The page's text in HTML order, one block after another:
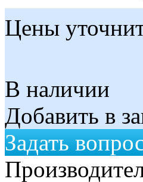
Цены
В наличии
Добавить в
Задать